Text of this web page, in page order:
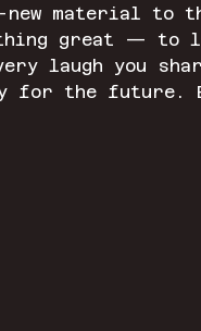
new material to
great — to
laugh you
for the future.